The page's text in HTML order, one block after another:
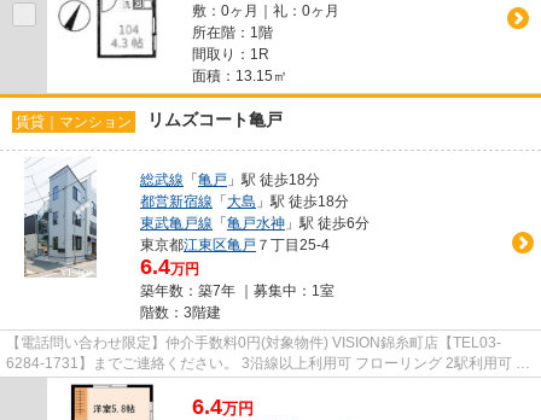
敷：0ヶ月｜礼：0ヶ月
所在階：1階
間取り：1R
面積：13.15㎡
賃貸｜マンション リムズコート亀戸
総武線 「亀戸 」駅 徒歩18分
都営新宿線 「大島 」駅 徒歩18分
東武亀戸線 「亀戸水神 」駅 徒歩6分
東京都江東区亀戸 ７丁目25-4
6.4万円
築年数：築7年 ｜募集中： 1室
階数：3階建
【電話問い合わせ限定】仲介手数料0円(対象物件) VISION錦糸町店【TEL03-
6284-1731】までご連絡ください。 3沿線以上利用可 フローリング 2駅利用可 上
階無し エアコン
6.4万円